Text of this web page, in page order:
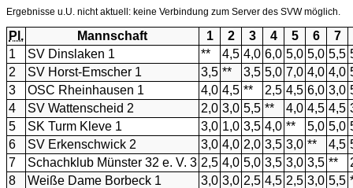
Ergebnisse u.U. nicht aktuell: keine Verbindung zum Server des SVW möglich.
Pl. Mannschaft 1 2 3 4 5 6
7
1
SV Dinslaken 1 ** 4,5 4,0 6,0 5,0 5,0 5,5
2
SV Horst-Emscher 1 3,5 ** 3,5 5,0 7,0 4,0 4,0
3
OSC Rheinhausen 1 4,0 4,5 ** 2,5 4,5 6,0 3,0
4
SV Wattenscheid 2 2,0 3,0 5,5 ** 4,0 4,5 4,5
5
SK Turm Kleve 1 3,0 1,0 3,5 4,0 ** 5,0 5,0
6
SV Erkenschwick 2 3,0 4,0 2,0 3,5 3,0 ** 4,5
7
Schachklub Münster 32 e. V. 3 2,5 4,0 5,0 3,5 3,0 3,5 **
8
Weiße Dame Borbeck 1 3,0 3,0 2,5 4,5 2,5 3,0 5,5